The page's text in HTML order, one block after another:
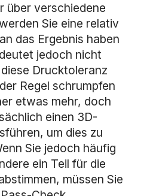
über verschiedene
Sie eine relativ
das Ergebnis haben
jedoch nicht
Drucktoleranz
Regel schrumpfen
etwas mehr, doch
einen 3D-
um dies zu
Sie jedoch häufig
ein Teil für die
müssen Sie